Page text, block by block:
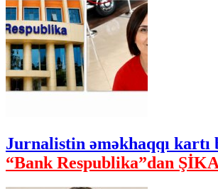
Jurnalistin əməkhaqqı kartı
“Bank Respublika”dan